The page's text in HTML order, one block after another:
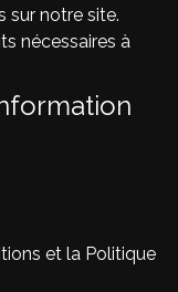
sur notre site.
nécessaires à
et la Politique